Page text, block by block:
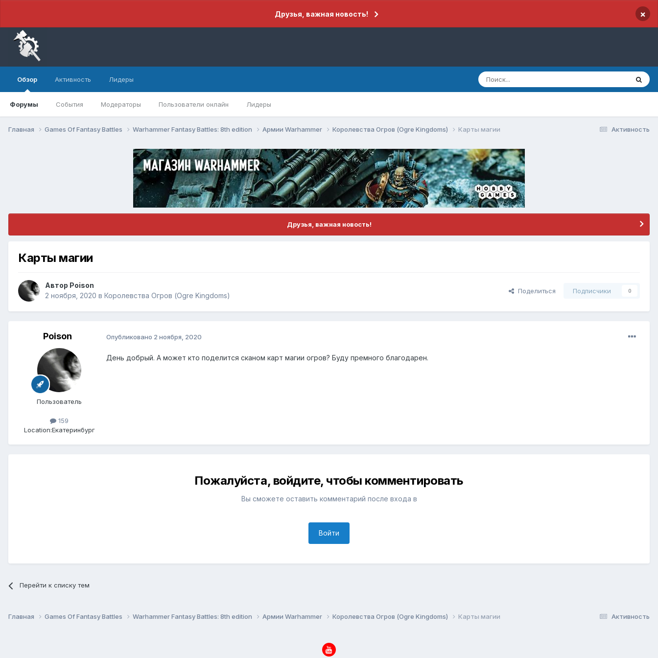
Друзья, важная новость! ×
Обзор
Форумы События Модераторы Пользователи онлайн Лидеры
Активность Лидеры
Активность
Главная Games Of Fantasy Battles Warhammer Fantasy Battles: 8th edition Армии Warhammer Королевства Огров (Ogre Kingdoms) Карты магии
Друзья, важная новость!
Карты магии
Автор Poison
2 ноября, 2020 в Королевства Огров (Ogre Kingdoms)
Поделиться Подписчики 0
Poison
Пользователь
159
Location:Екатеринбург
Опубликовано 2 ноября, 2020
День добрый. А может кто поделится сканом карт магии огров? Буду премного благодарен.
Пожалуйста, войдите, чтобы комментировать
Вы сможете оставить комментарий после входа в
Войти
Перейти к списку тем
Активность
Главная Games Of Fantasy Battles Warhammer Fantasy Battles: 8th edition Армии Warhammer Королевства Огров (Ogre Kingdoms) Карты магии